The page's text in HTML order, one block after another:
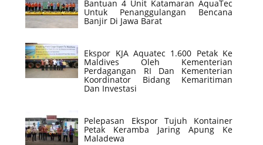
Bantuan 4 Unit Katamaran AquaTec
Untuk Penanggulangan Bencana
Banjir Di Jawa Barat
Ekspor KJA Aquatec 1.600 Petak Ke
Maldives Oleh Kementerian
Perdagangan RI Dan Kementerian
Koordinator Bidang Kemaritiman
Dan Investasi
Pelepasan Ekspor Tujuh Kontainer
Petak Keramba Jaring Apung Ke
Maladewa